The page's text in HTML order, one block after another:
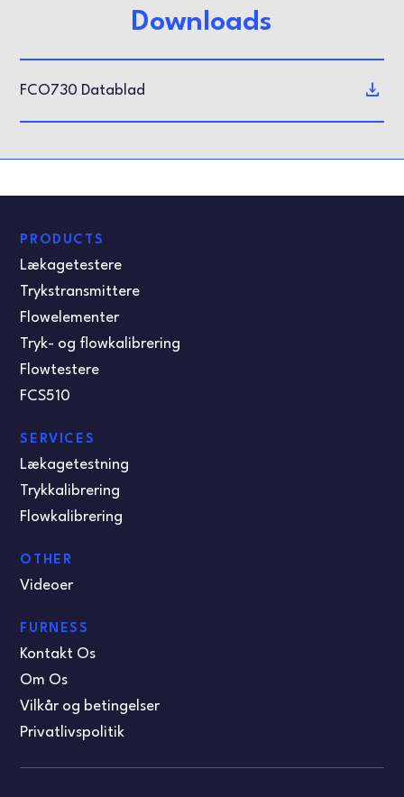
Downloads
FCO730 Datablad
PRODUCTS
Lækagetestere
Trykstransmittere
Flowelementer
Tryk- og flowkalibrering
Flowtestere
FCS510
SERVICES
Lækagetestning
Trykkalibrering
Flowkalibrering
OTHER
Videoer
FURNESS
Kontakt Os
Om Os
Vilkår og betingelser
Privatlivspolitik